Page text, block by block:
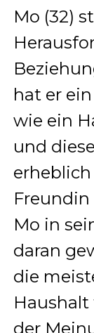
Mo (32)
hat er
wie ein
und
Mo in
daran
die
der